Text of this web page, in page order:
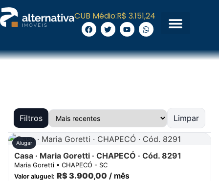
CUB Médio:R$ 3.151,24
Filtros Limpar
Palavra-chave/Código
Finalidade
Alugar
Casa · Maria Goretti · CHAPECÓ · Cód. 8291
Maria Goretti • CHAPECÓ - SC
Valor aluguel: R$ 3.900,00 / mês